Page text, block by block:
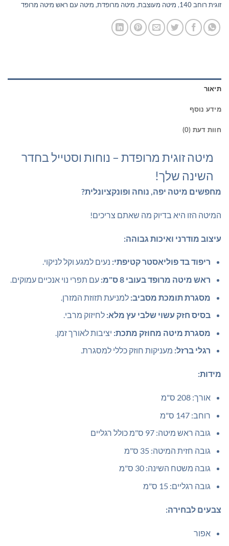
זוגית רוחב 140
, מיטה מעוצבת, מיטה מרופדת, מיטה עם ראש מיטה מרופד
תיאור
מידע נוסף
חוות דעת (0)
מיטה זוגית מרופדת – נוחות וסטייל בחדר
השינה שלך!
מחפשים מיטה יפה, נוחה ופונקציונלית?
המיטה הזו היא בדיוק מה שאתם צריכים!
עיצוב מודרני ואיכות גבוהה:
ריפוד בד פוליאסטר קטיפתי: נעים למגע וקל לניקוי.
ראש מיטה מרופד בעובי 8 ס"מ:
עם תפרי נוי אנכיים עמוקים.
מסגרת תומכת מסביב: למניעת תזוזת המזרן.
בסיס חזק עשוי שלבי עץ מלא: לחיזוק מרבי.
מסגרת מיטה מחוזק מתכת: יציבות לאורך זמן.
רגלי ברזל: מעניקות חוזק כללי למסגרת.
מידות:
אורך: 208 ס"מ
רוחב: 147 ס"מ
גובה ראש מיטה: 97 ס"מ כולל רגליים
גובה חזית המיטה: 35 ס"מ
גובה משטח השינה: 30 ס"מ
גובה רגליים: 15 ס"מ
צבעים לבחירה:
אפור